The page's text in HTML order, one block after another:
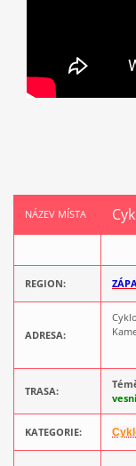
NÁZEV MÍSTA
REGION:
ADRESA:
TRASA:
KATEGORIE: